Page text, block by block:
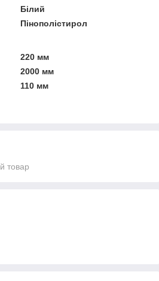
Білий
Пінополістирол
220 мм
2000 мм
110 мм
товар